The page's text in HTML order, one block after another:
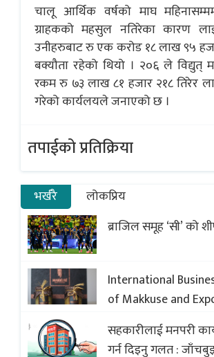
चालू आर्थिक वर्षको माघ
ग्राहकको महसुल नतिरेका कारण
उनीहरुबाट रु एक करोड १८ लाख ९५
बक्यौता रहेको थियो । २०६ ले विद्युत्
रकम रु ७३ लाख ८१ हजार २१८ तिरेर
गरेको कार्यलयले जनाएको छ ।
तपाईको प्रतिक्रिया
भर्खरै
लोकप्रिय
ब्राजिल समूह ‘सी’ को
International
of Makkuse and
Opportunities of
with Global
सहकारीलाई मनपरी
गर्न दिइनु गलत :